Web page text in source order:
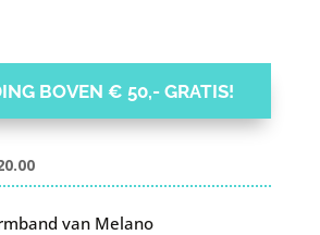
BOVEN € 50,- GRATIS!
Huidige
prijs
is: van Melano